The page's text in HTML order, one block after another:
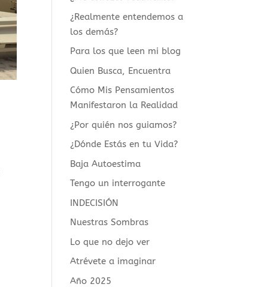
¿Realmente entendemos a
los demás?
Para los que leen mi blog
Quien Busca, Encuentra
Cómo Mis Pensamientos
Manifestaron la Realidad
¿Por quién nos guiamos?
¿Dónde Estás en tu Vida?
Baja Autoestima
Tengo un interrogante
INDECISIÓN
Nuestras Sombras
Lo que no dejo ver
Atrévete a imaginar
Año 2025